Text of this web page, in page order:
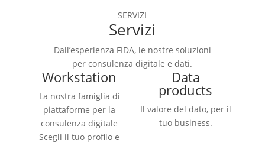
SERVIZI
Servizi
Dall’esperienza FIDA, le nostre soluzioni
per consulenza digitale e dati.
Workstation
La nostra famiglia di
piattaforme per la
consulenza digitale
Scegli il tuo profilo e
Data
products
Il valore del dato, per il
tuo business.